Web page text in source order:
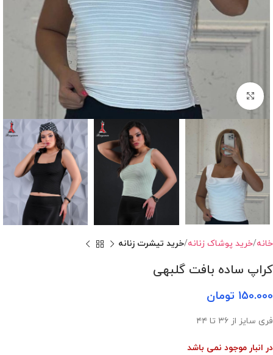
بزرگنمایی تصویر
خانه خرید پوشاک زنانه خرید تیشرت زنانه
کراپ ساده بافت گلبهی
150.000 تومان
فری سایز از ۳۶ تا ۴۴
در انبار موجود نمی باشد